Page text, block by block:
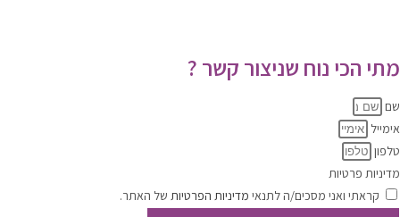
מתי הכי נוח שניצור קשר ?
שם
אימייל
טלפון
מדיניות פרטיות
קראתי ואני מסכים/ה לתנאי מדיניות הפרטיות של האתר.